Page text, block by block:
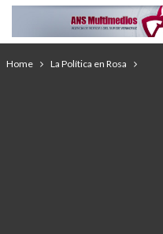
Home La Política en Rosa